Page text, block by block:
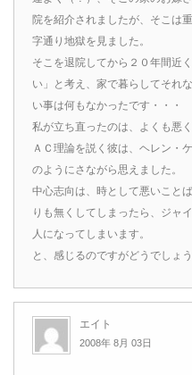
院を紹介されましたが、そこは
字通り地獄を見ました。
そこを退院してから２０年間近
い」と考え、家で暮らしてそれ
い事は何もなかったです・・・
私が立ち直ったのは、よくも悪
ＡＣ理論を説く彼は、ヘレン・
のようにさながら思えました。
中心志向は、時として悪いこと
りも無くしてしまったら、ジャ
人になってしまいます。
と、感じるのですがどうでしょう
エイト
2008年 8月 03日